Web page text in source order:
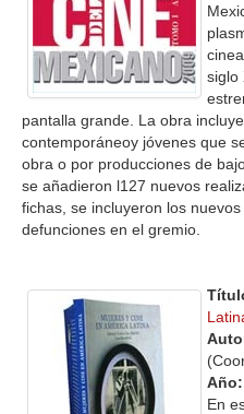
siglo
pantalla grande. La obra
contemporáneoy jóvenes que
obra o por producciones de
se añadieron l127 nuevos
fichas, se incluyeron los
defunciones en el gremio.
Año:
En